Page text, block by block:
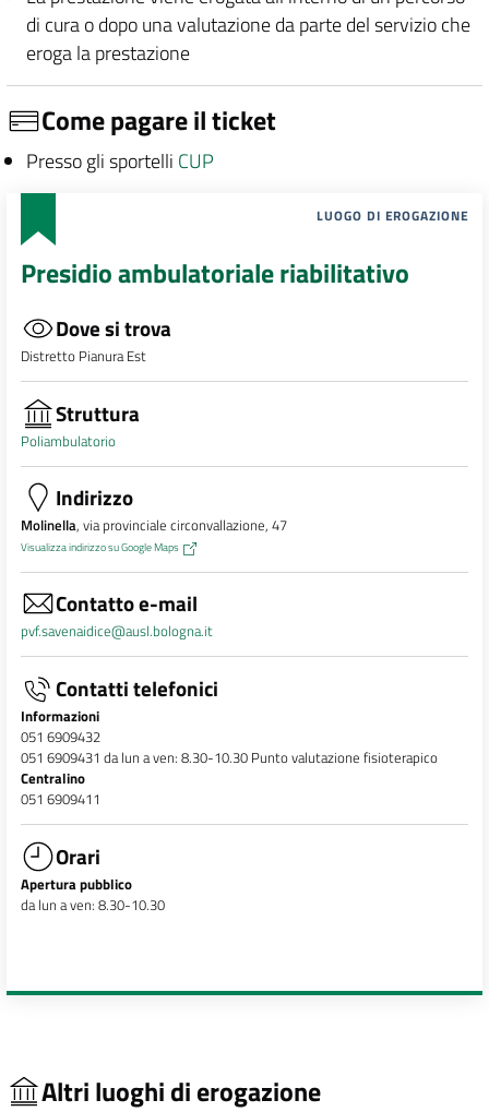
di cura o dopo una valutazione da parte del servizio che
eroga la prestazione
Come pagare il ticket
Presso gli sportelli CUP
LUOGO DI EROGAZIONE
Presidio ambulatoriale riabilitativo
Dove si trova
Distretto Pianura Est
Struttura
Poliambulatorio
Indirizzo
Molinella, via provinciale circonvallazione, 47
Visualizza indirizzo su Google Maps
Contatto e-mail
pvf.savenaidice@ausl.bologna.it
Contatti telefonici
Informazioni
051 6909432
051 6909431 da lun a ven: 8.30-10.30 Punto valutazione fisioterapico
Centralino
051 6909411
Orari
Apertura pubblico
da lun a ven: 8.30-10.30
Altri luoghi di erogazione